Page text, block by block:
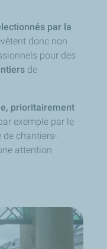
par la
donc non
pour des
de
prioritairement
exemple par le
de chantiers-
attention